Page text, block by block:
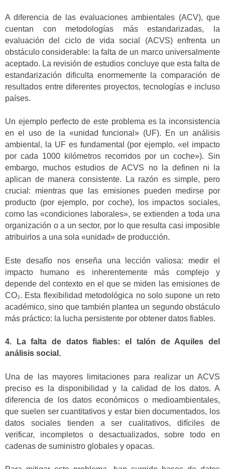
A diferencia de las evaluaciones ambientales (ACV), que
cuentan con metodologías más estandarizadas, la
evaluación del ciclo de vida social (ACVS) enfrenta un
obstáculo considerable: la falta de un marco universalmente
aceptado. La revisión de estudios concluye que esta falta de
estandarización dificulta enormemente la comparación de
resultados entre diferentes proyectos, tecnologías e incluso
países.
Un ejemplo perfecto de este problema es la inconsistencia
en el uso de la «unidad funcional» (UF). En un análisis
ambiental, la UF es fundamental (por ejemplo, «el impacto
por cada 1000 kilómetros recorridos por un coche»). Sin
embargo, muchos estudios de ACVS no la definen ni la
aplican de manera consistente. La razón es simple, pero
crucial: mientras que las emisiones pueden medirse por
producto (por ejemplo, por coche), los impactos sociales,
como las «condiciones laborales», se extienden a toda una
organización o a un sector, por lo que resulta casi imposible
atribuirlos a una sola «unidad» de producción.
Este desafío nos enseña una lección valiosa: medir el
impacto humano es inherentemente más complejo y
depende del contexto en el que se miden las emisiones de
CO₂. Esta flexibilidad metodológica no solo supone un reto
académico, sino que también plantea un segundo obstáculo
más práctico: la lucha persistente por obtener datos fiables.
4. La falta de datos fiables: el talón de Aquiles del
análisis social.
Una de las mayores limitaciones para realizar un ACVS
preciso es la disponibilidad y la calidad de los datos. A
diferencia de los datos económicos o medioambientales,
que suelen ser cuantitativos y estar bien documentados, los
datos sociales tienden a ser cualitativos, difíciles de
verificar, incompletos o desactualizados, sobre todo en
cadenas de suministro globales y opacas.